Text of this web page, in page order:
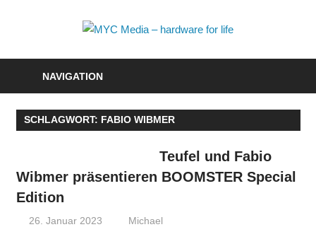
Media
–
for
life
NAVIGATION
SCHLAGWORT: FABIO WIBMER
Teufel und Fabio
Wibmer präsentieren BOOMSTER Special
Edition
26. Januar 2023 Michael